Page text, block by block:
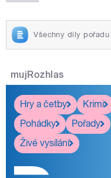
Všechny díly pořadu
mujRozhlas
Hry a četby
Krimi
Pohádky
Pořady
Živé vysílání